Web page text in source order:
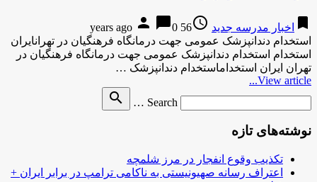
bookmark اخبار مدرسه جدید access_time
56 years ago
person chat_bubble0
استخدام دندانپزشک عمومی جهت درمانگاه فرهنگیان در تهرانایران
استخدام استخدام دندانپزشک عمومی جهت درمانگاه فرهنگیان در
تهران ایران استخداماستخدام دندانپزشک …
View article...
Search …
search
نوشته‌های تازه
تکذیب وقوع انفجار در مرز شلمچه
اعتراف رسانه صهیونیستی به ناکامی ترامپ در برابر ایران +